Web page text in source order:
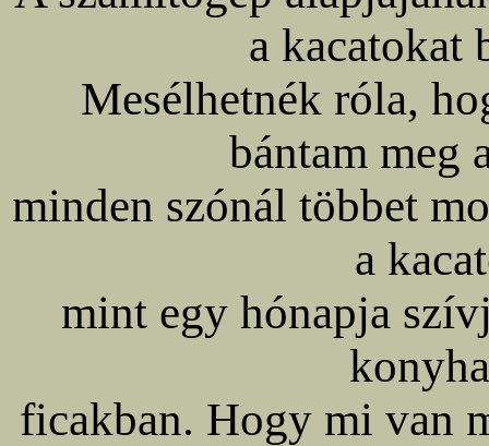
a kacatokat
Mesélhetnék róla,
bántam meg
minden szónál többet
a
mint egy hónapja
ficakban. Hogy mi van